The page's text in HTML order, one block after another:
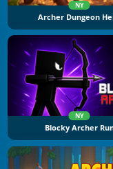
NY
Archer Dungeon
NY
Blocky Archer